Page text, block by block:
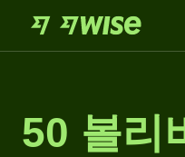
50 볼리